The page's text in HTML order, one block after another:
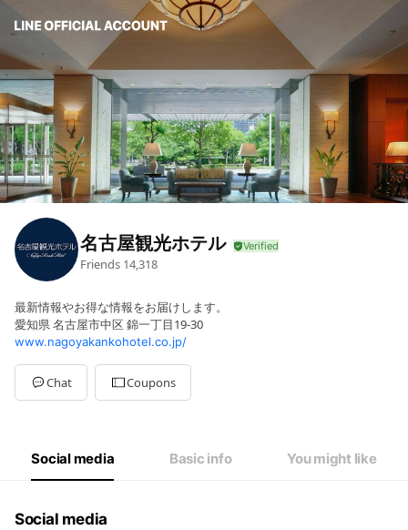
名古屋観光ホテル
Friends 14,318
最新情報やお得な情報をお届けします。
愛知県 名古屋市中区 錦一丁目19-30
www.nagoyakankohotel.co.jp/
Chat Coupons
Social media Basic info You might like
Social media